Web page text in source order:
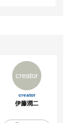
creator
creator
伊藤潤二